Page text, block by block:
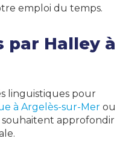
emploi du temps.
Halley à
linguistiques pour
à Argelès-sur-Mer ou
souhaitent approfondir